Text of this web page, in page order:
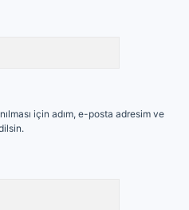
için adım, e-posta adresim ve